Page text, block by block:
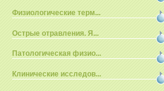
Физиологические терм...
Острые отравления. Я...
Патологическая физио...
Клинические исследов...